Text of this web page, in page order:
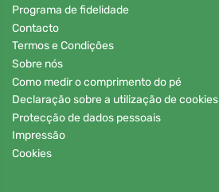
Programa de fidelidade
Contacto
Termos e Condições
Sobre nós
Como medir o comprimento do pé
Declaração sobre a utilização de cookies
Protecção de dados pessoais
Impressão
Cookies